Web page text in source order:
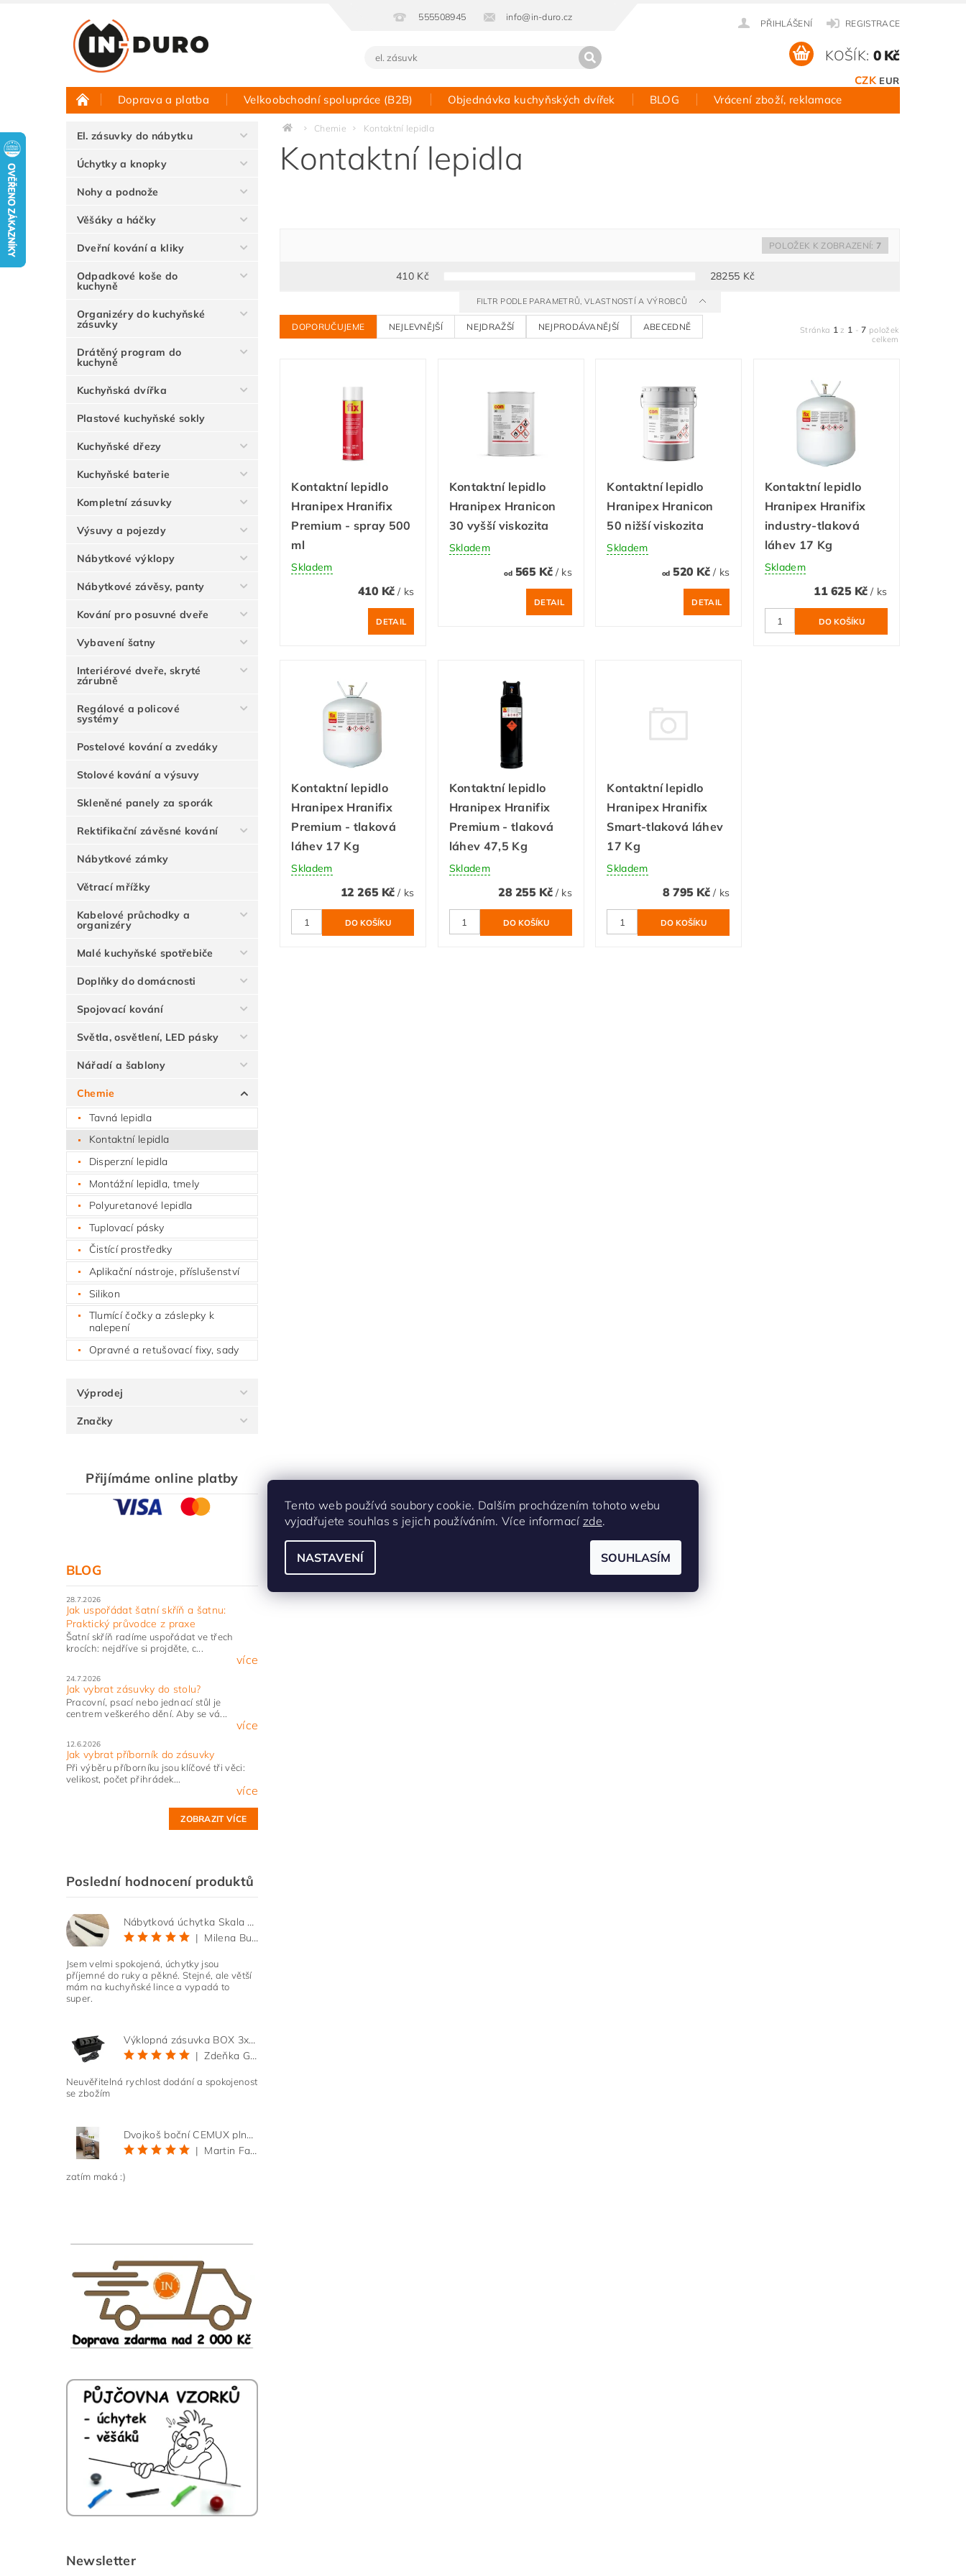
555508945 info@in-duro.cz
PŘIHLÁŠENÍ REGISTRACE
CZK EUR
KOŠÍK: 0 Kč
Doprava a platba Velkoobchodní spolupráce (B2B) Objednávka kuchyňských dvířek BLOG Vrácení zboží, reklamace
Půjčovna vzorků Hodnocení obchodu Kontakt
El. zásuvky do nábytku
Úchytky a knopky
Nohy a podnože
Věšáky a háčky
Dveřní kování a kliky
Odpadkové koše do
kuchyně
Organizéry do kuchyňské
zásuvky
Drátěný program do
kuchyně
Kuchyňská dvířka
Plastové kuchyňské sokly
Kuchyňské dřezy
Kuchyňské baterie
Kompletní zásuvky
Výsuvy a pojezdy
Nábytkové výklopy
Nábytkové závěsy, panty
Kování pro posuvné dveře
Vybavení šatny
Interiérové dveře, skryté
zárubně
Regálové a policové
systémy
Postelové kování a zvedáky
Stolové kování a výsuvy
Skleněné panely za sporák
Rektifikační závěsné kování
Nábytkové zámky
Větrací mřížky
Kabelové průchodky a
organizéry
Malé kuchyňské spotřebiče
Doplňky do domácnosti
Spojovací kování
Světla, osvětlení, LED pásky
Nářadí a šablony
Chemie
Tavná lepidla
Kontaktní lepidla
Disperzní lepidla
Montážní lepidla, tmely
Polyuretanové lepidla
Tuplovací pásky
Čistící prostředky
Aplikační nástroje, příslušenství
Silikon
Tlumící čočky a záslepky k
nalepení
Opravné a retušovací fixy, sady
Výprodej
Značky
Přijímáme online platby
BLOG
28.7.2026
Jak uspořádat šatní skříň a šatnu:
Praktický průvodce z praxe
Šatní skříň radíme uspořádat ve třech
krocích: nejdříve si projděte, c...
více
24.7.2026
Jak vybrat zásuvky do stolu?
Pracovní, psací nebo jednací stůl je
centrem veškerého dění. Aby se vá...
více
12.6.2026
Jak vybrat příborník do zásuvky
Při výběru příborníku jsou klíčové tři věci:
velikost, počet přihrádek...
více
ZOBRAZIT VÍCE
Poslední hodnocení produktů
Nábytková úchytka Skala černá matná
|
Milena Bučková
Jsem velmi spokojená, úchytky jsou
příjemné do ruky a pěkné. Stejné, ale větší
mám na kuchyňské lince a vypadá to
super.
Výklopná zásuvka BOX 3x 230V s 3m kabelem - černá
|
Zdeňka Gold
Neuvěřitelná rychlost dodání a spokojenost
se zbožím
Dvojkoš boční CEMUX plné dno 3D, s tlumením antracit 200 mm
|
Martin Faltus
zatím maká :)
Newsletter
Chemie Kontaktní lepidla
Kontaktní lepidla
410 Kč 28255 Kč
POLOŽEK K ZOBRAZENÍ: 7
FILTR PODLE PARAMETRŮ, VLASTNOSTÍ A VÝROBCŮ
DOPORUČUJEME NEJLEVNĚJŠÍ NEJDRAŽŠÍ NEJPRODÁVANĚJŠÍ ABECEDNĚ Stránka 1 z 1 -7 položek
celkem
Kontaktní lepidlo
Hranipex Hranifix
Premium - spray 500
ml
Skladem
410 Kč/ ks
DETAIL
Kontaktní lepidlo
Hranipex Hranicon
30 vyšší viskozita
Skladem
od565 Kč / ks
DETAIL
Kontaktní lepidlo
Hranipex Hranicon
50 nižší viskozita
Skladem
od520 Kč / ks
DETAIL
Kontaktní lepidlo
Hranipex Hranifix
industry-tlaková
láhev 17 Kg
Skladem
11 625 Kč/ ks
Kontaktní lepidlo
Hranipex Hranifix
Premium - tlaková
láhev 17 Kg
Skladem
12 265 Kč/ ks
Kontaktní lepidlo
Hranipex Hranifix
Premium - tlaková
láhev 47,5 Kg
Skladem
28 255 Kč / ks
Kontaktní lepidlo
Hranipex Hranifix
Smart-tlaková láhev
17 Kg
Skladem
8 795 Kč / ks
Tento web používá soubory cookie. Dalším procházením tohoto webu
vyjadřujete souhlas s jejich používáním. Více informací zde.
NASTAVENÍ SOUHLASÍM